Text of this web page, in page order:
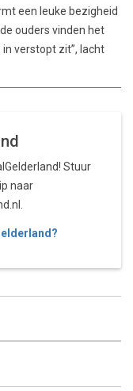
een leuke bezigheid
ouders vinden het
verstopt zit”, lacht
Stuur
naar